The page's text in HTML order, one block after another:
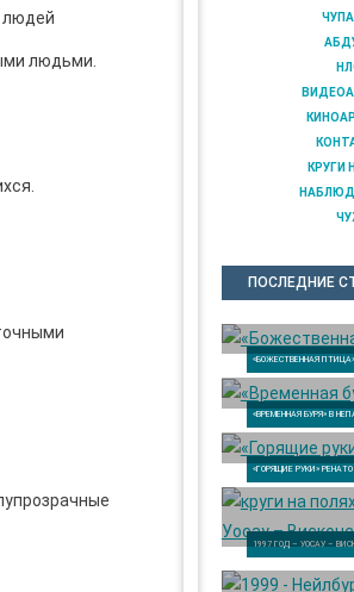
людей
людьми.
КРУГИ
ПОСЛЕДНИЕ
«БОЖЕСТВЕННАЯ ПТИЦА»
«ВРЕМЕННАЯ БУРЯ» В
«ГОРЯЩИЕ РУКИ» РЕНАТО
1997 ГОД – УОСАУ –